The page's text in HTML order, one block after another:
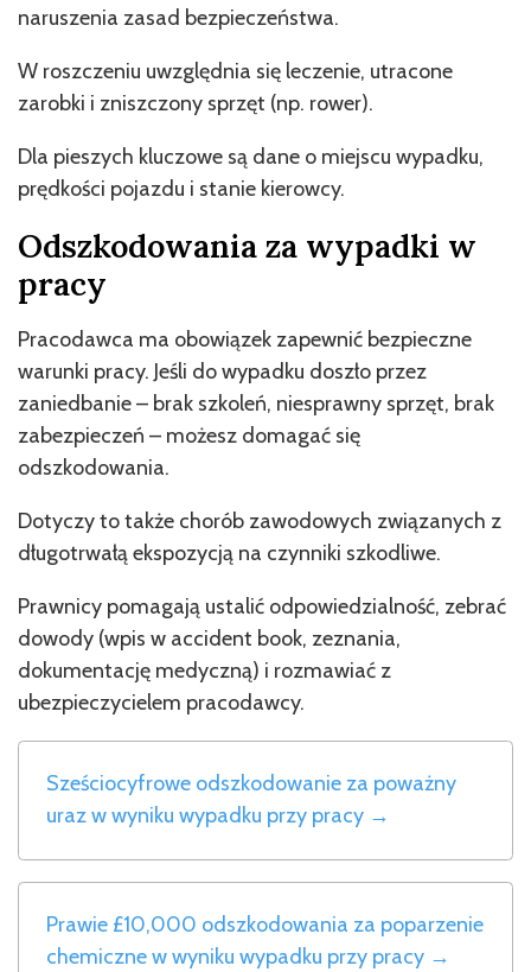
naruszenia zasad bezpieczeństwa.
W roszczeniu uwzględnia się leczenie, utracone
zarobki i zniszczony sprzęt (np. rower).
Dla pieszych kluczowe są dane o miejscu wypadku,
prędkości pojazdu i stanie kierowcy.
Odszkodowania za wypadki w
pracy
Pracodawca ma obowiązek zapewnić bezpieczne
warunki pracy. Jeśli do wypadku doszło przez
zaniedbanie – brak szkoleń, niesprawny sprzęt, brak
zabezpieczeń – możesz domagać się
odszkodowania.
Dotyczy to także chorób zawodowych związanych z
długotrwałą ekspozycją na czynniki szkodliwe.
Prawnicy pomagają ustalić odpowiedzialność, zebrać
dowody (wpis w accident book, zeznania,
dokumentację medyczną) i rozmawiać z
ubezpieczycielem pracodawcy.
Sześciocyfrowe odszkodowanie za poważny
uraz w wyniku wypadku przy pracy →
Prawie £10,000 odszkodowania za poparzenie
chemiczne w wyniku wypadku przy pracy →